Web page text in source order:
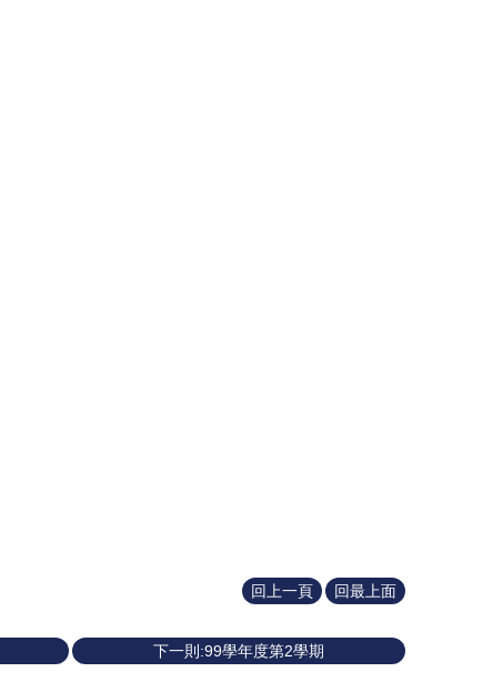
回上一頁 回最上面
下一則:99學年度第2學期